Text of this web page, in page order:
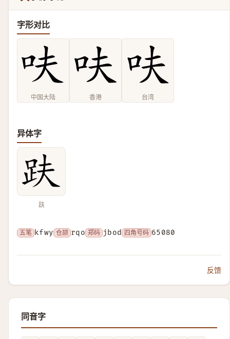
字形对比
中国大陆 香港 台湾
异体字
趺
五笔 kfwy 仓颉 rqo 郑码 jbod 四角号码 65080
反馈
同音字